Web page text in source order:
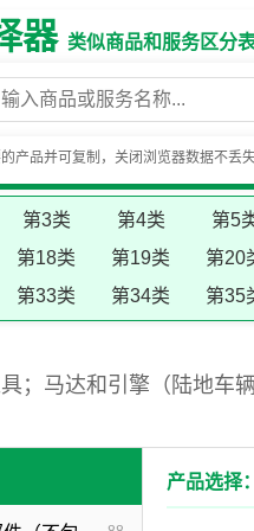
器类似商品和服务区分
产品并可复制，关闭浏览器数据不丢
第3类 第4类
第5
第18类 第19类
第20
第33类 第34类 第35
；马达和引擎（陆地车
产品选择